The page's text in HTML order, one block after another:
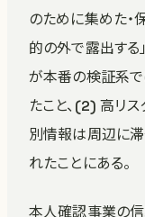
のために集めた・
的の外で露出する
が本番の検証系で
たこと、(2) 高リ
別情報は周辺に
れたことにある。
本人確認事業の信